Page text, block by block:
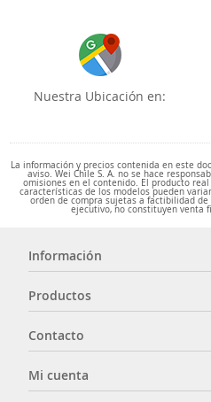
Nuestra Ubicación en:
La información y precios contenida en este
aviso. Wei Chile S. A. no se hace
omisiones en el contenido. El producto
características de los modelos pueden
orden de compra sujetas a factibilidad
ejecutivo, no constituyen venta
Información
Productos
Contacto
Mi cuenta